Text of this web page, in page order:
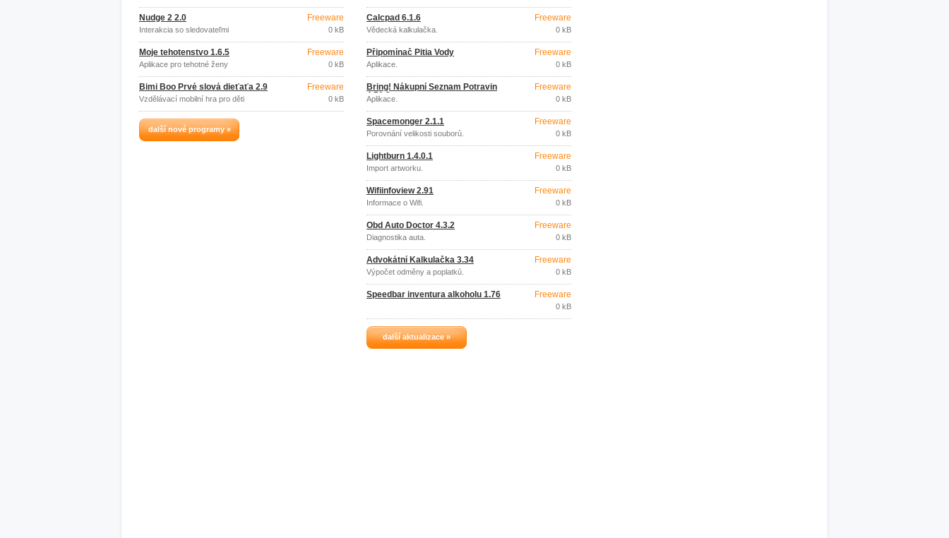
Nudge 2 2.0
Interakcia so sledovateľmi
Freeware
0 kB
Moje tehotenstvo 1.6.5
Aplikace pro tehotné ženy
Freeware
0 kB
Bimi Boo Prvé slová dieťaťa 2.9
Vzdělávací mobilní hra pro děti
Freeware
0 kB
další nové programy »
Calcpad 6.1.6
Vědecká kalkulačka.
Freeware
0 kB
Připomínač Pitia Vody
Aplikace.
Freeware
0 kB
Bring! Nákupní Seznam Potravin
4.51.2
Aplikace.
Freeware
0 kB
Spacemonger 2.1.1
Porovnání velikosti souborů.
Freeware
0 kB
Lightburn 1.4.0.1
Import artworku.
Freeware
0 kB
Wifiinfoview 2.91
Informace o Wifi.
Freeware
0 kB
Obd Auto Doctor 4.3.2
Diagnostika auta.
Freeware
0 kB
Advokátní Kalkulačka 3.34
Výpočet odměny a poplatků.
Freeware
0 kB
Speedbar inventura alkoholu 1.76 Freeware
0 kB
další aktualizace »